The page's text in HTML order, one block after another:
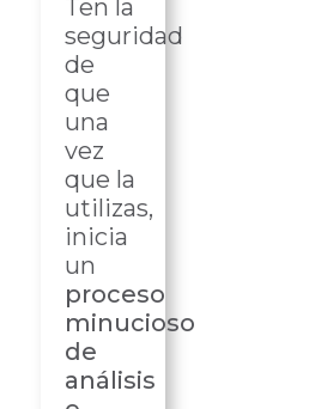
Ten la
seguridad
de
que
una
vez
que la
utilizas,
inicia
un
proceso
minucioso
de
análisis